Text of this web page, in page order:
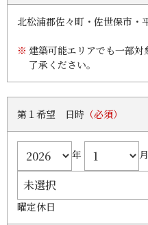
北松浦郡佐々町・佐世保市・
建築可能エリアでも一部
了承ください。
第１希望 日時 （必須）
年 月
曜定休日